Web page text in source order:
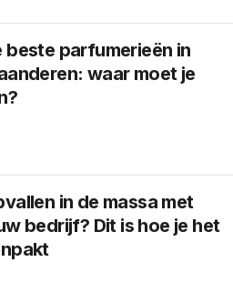
beste parfumerieën in
waar moet je
in de massa met
bedrijf? Dit is hoe je het